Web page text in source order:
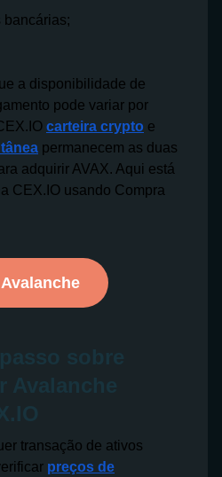
bancárias;
a disponibilidade de
pode variar por
carteira crypto e
permanecem as duas
adquirir AVAX. Aqui está
CEX.IO usando Compra
sobre
Avalanche
transação de ativos
preços de